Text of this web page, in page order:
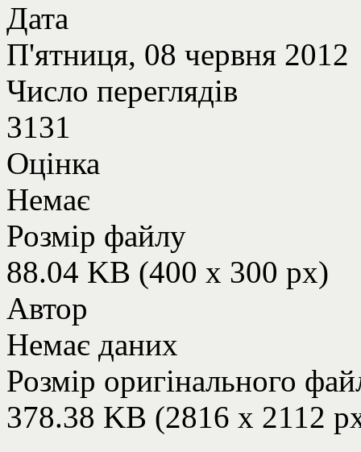
Дата
П'ятниця, 08 червня 2012
Число переглядів
3131
Оцінка
Немає
Розмір файлу
88.04 KB (400 x 300 px)
Автор
Немає даних
Розмір оригінального
378.38 KB (2816 x 2112